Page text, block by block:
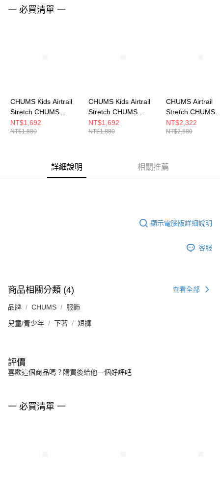
４．使用「AFTEE先享後付」時，將依據個別帳號之用戶狀況，依本公司即
一 必買清單 一
CHUMS Kids Airtrail
Stretch CHUMS
Shorts 中大童 短褲 淺
灰 CH231114G020
NT$1,692
NT$1,880
CHUMS Kids Airtrail
Stretch CHUMS
Shorts 中大童 短褲 卡
其綠 CH231114M022
NT$1,692
NT$1,880
CHUMS Airtrail
Stretch CHUMS
Shorts 男 短褲
CH031419K001
NT$2,322
NT$2,580
詳細說明 相關推薦
顯示電腦版詳細說明
客服
商品相關分類 (4) 查看全部
品牌 CHUMS 服飾
兒童/青少年 下著 短褲
評價
喜歡這個商品嗎？購買後給他一個好評吧
一 必買清單 一